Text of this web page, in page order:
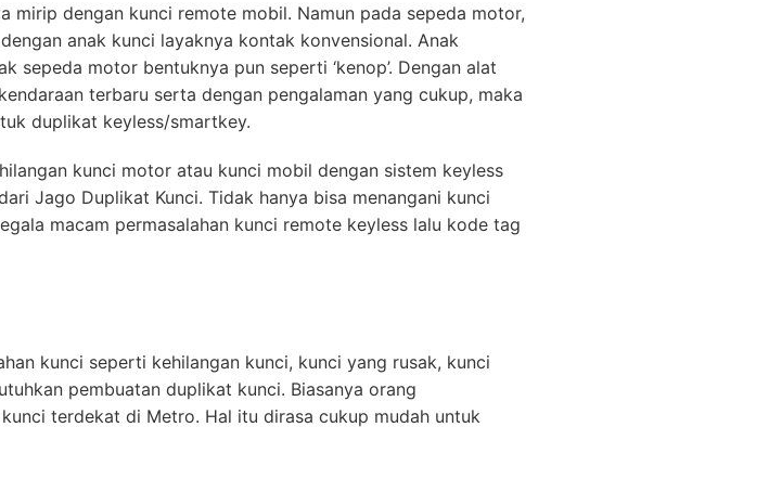
mirip dengan kunci remote mobil. Namun pada sepeda motor,
anak kunci layaknya kontak konvensional. Anak
sepeda motor bentuknya pun seperti ‘kenop’. Dengan alat
terbaru serta dengan pengalaman yang cukup, maka
duplikat keyless/smartkey.
kunci motor atau kunci mobil dengan sistem keyless
Jago Duplikat Kunci. Tidak hanya bisa menangani kunci
macam permasalahan kunci remote keyless lalu kode tag
kunci seperti kehilangan kunci, kunci yang rusak, kunci
pembuatan duplikat kunci. Biasanya orang
terdekat di Metro. Hal itu dirasa cukup mudah untuk